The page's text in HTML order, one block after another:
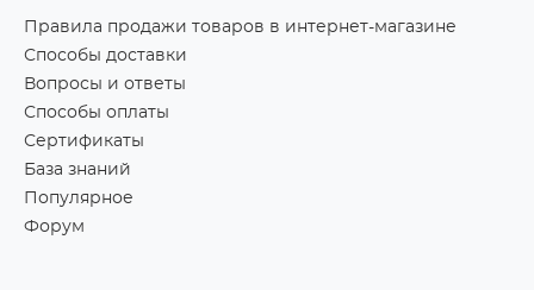
Правила продажи товаров в интернет-магазине
Способы доставки
Вопросы и ответы
Способы оплаты
Сертификаты
База знаний
Популярное
Форум